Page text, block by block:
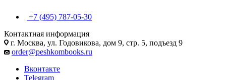
+7 (495) 787-05-30
Контактная информация
г. Москва, ул. Годовикова, дом 9, стр. 5, подъезд 9
order@peshkombooks.ru
Вконтакте
Telegram